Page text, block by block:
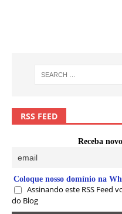
RSS FEED
Receba
Coloque nosso domínio na
Assinando este RSS Feed
do Blog